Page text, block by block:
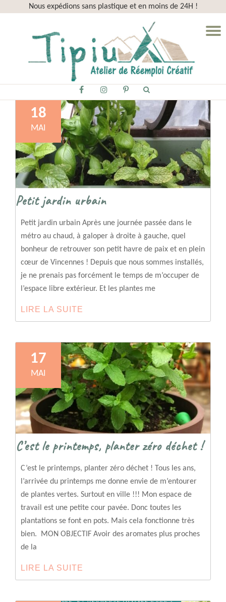
Nous expédions sans plastique et en moins de 24H !
fa-
facebook
fa-
instagram
fa-
pinterest-
p
18
MAI
Petit jardin urbain
Petit jardin urbain Après une journée passée dans le
métro au chaud, à galoper à droite à gauche, quel
bonheur de retrouver son petit havre de paix et en plein
cœur de Vincennes ! Depuis que nous sommes installés,
je ne prenais pas forcément le temps de m’occuper de
l’espace libre extérieur. Et les plantes me
LIRE LA SUITE
JARDIN
17
MAI
C’est le printemps, planter zéro déchet !
C’est le printemps, planter zéro déchet ! Tous les ans,
l’arrivée du printemps me donne envie de m’entourer
de plantes vertes. Surtout en ville !!! Mon espace de
travail est une petite cour pavée. Donc toutes les
plantations se font en pots. Mais cela fonctionne très
bien. MON OBJECTIF Avoir des aromates plus proches
de la
LIRE LA SUITE
LE